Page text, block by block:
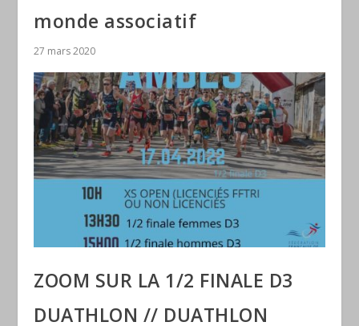
monde associatif
27 mars 2020
ZOOM SUR LA 1/2 FINALE D3
DUATHLON // DUATHLON